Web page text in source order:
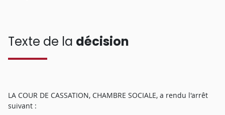
Texte de la décision
LA COUR DE CASSATION, CHAMBRE SOCIALE, a rendu l'arrêt
suivant :